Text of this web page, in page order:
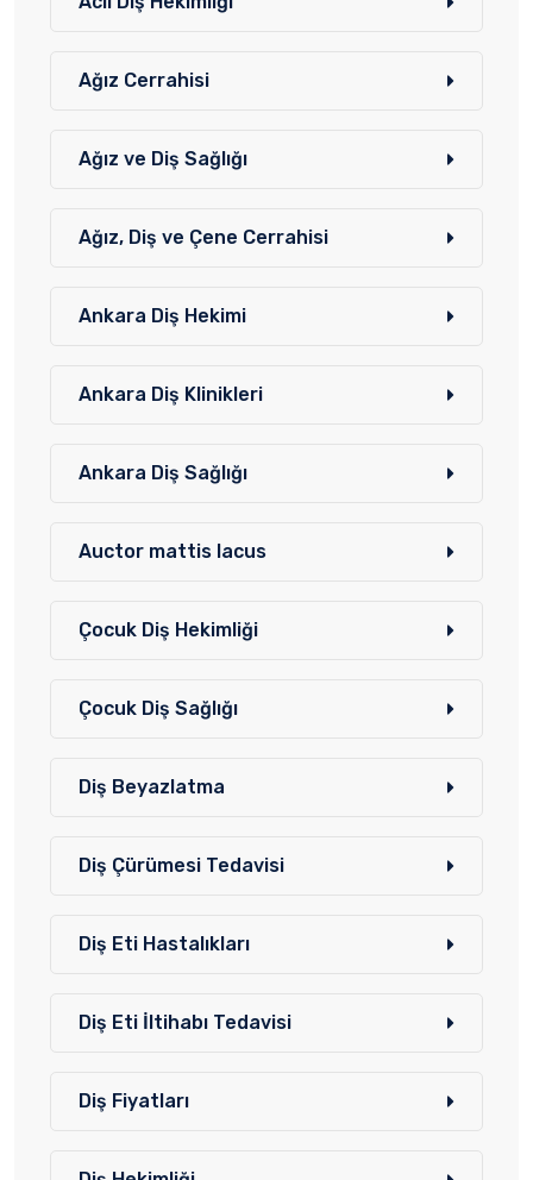
Ağız Cerrahisi
Ağız ve Diş Sağlığı
Ağız, Diş ve Çene Cerrahisi
Ankara Diş Hekimi
Ankara Diş Klinikleri
Ankara Diş Sağlığı
Auctor mattis lacus
Çocuk Diş Hekimliği
Çocuk Diş Sağlığı
Diş Beyazlatma
Diş Çürümesi Tedavisi
Diş Eti Hastalıkları
Diş Eti İltihabı Tedavisi
Diş Fiyatları